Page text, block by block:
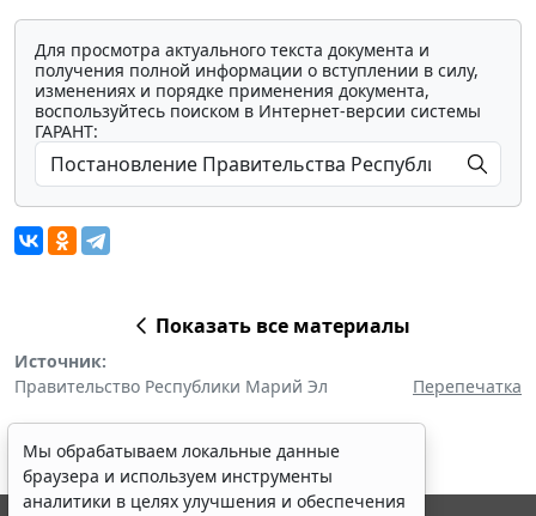
Для просмотра актуального текста документа и
получения полной информации о вступлении в силу,
изменениях и порядке применения документа,
воспользуйтесь поиском в Интернет-версии системы
ГАРАНТ:
Показать все материалы
Источник:
Правительство Республики Марий Эл
Перепечатка
Мы обрабатываем локальные данные
браузера и используем инструменты
аналитики в целях улучшения и обеспечения